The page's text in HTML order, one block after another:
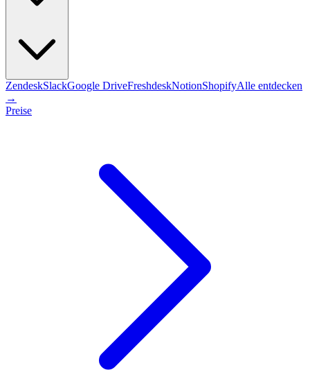
ZendeskSlackGoogle DriveFreshdeskNotionShopifyAlle entdecken
→
Preise